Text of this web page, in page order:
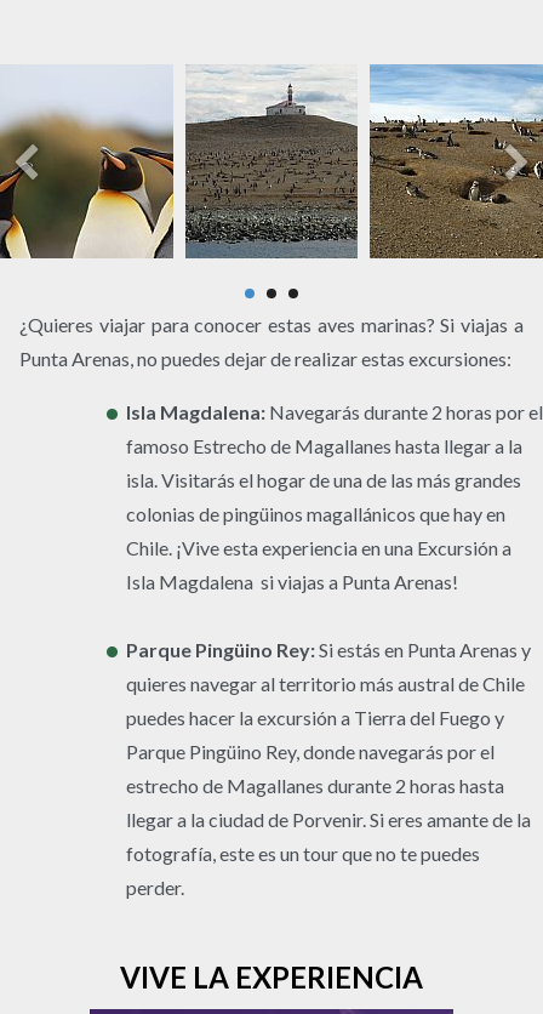
¿Quieres viajar para conocer estas aves marinas? Si viajas a
Punta Arenas, no puedes dejar de realizar estas excursiones:
Isla Magdalena: Navegarás durante 2 horas por el
famoso Estrecho de Magallanes hasta llegar a la
isla. Visitarás el hogar de una de las más grandes
colonias de pingüinos magallánicos que hay en
Chile. ¡Vive esta experiencia en una Excursión a
Isla Magdalena si viajas a Punta Arenas!
Parque Pingüino Rey:Si estás en Punta Arenas y
quieres navegar al territorio más austral de Chile
puedes hacer la excursión a Tierra del Fuego y
Parque Pingüino Rey, donde navegarás por el
estrecho de Magallanes durante 2 horas hasta
llegar a la ciudad de Porvenir. Si eres amante de la
fotografía, este es un tour que no te puedes
perder.
VIVE LA EXPERIENCIA